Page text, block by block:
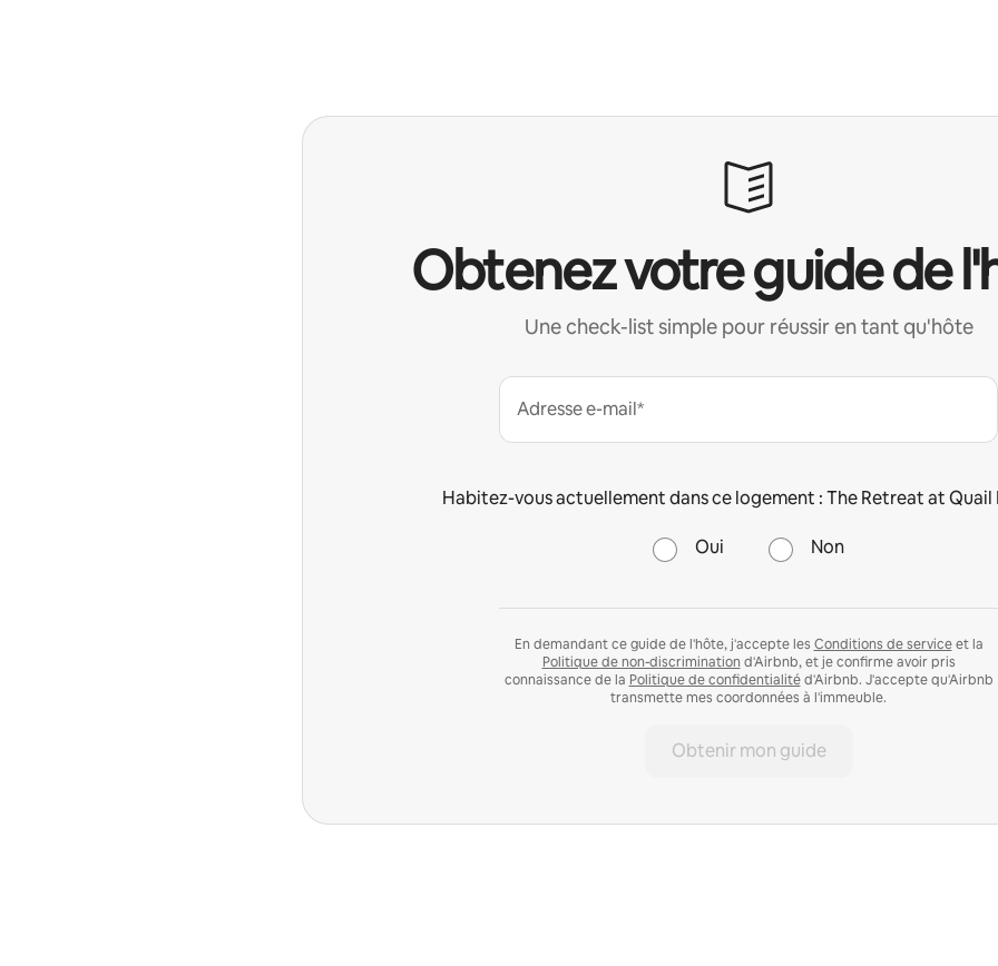
Obtenez votre guide de
Une check-list simple pour réussir en tant qu'hôte
Adresse e-mail*
Habitez-vous actuellement dans ce logement : The Retreat at Quail
Oui Non
En demandant ce guide de l'hôte, j'accepte les Conditions de serviceet la
Politique de non-discrimination d'Airbnb, et je confirme avoir pris
connaissance de la Politique de confidentialitéd'Airbnb. J'accepte qu'Airbnb
transmette mes coordonnées à l'immeuble.
Obtenir mon guide